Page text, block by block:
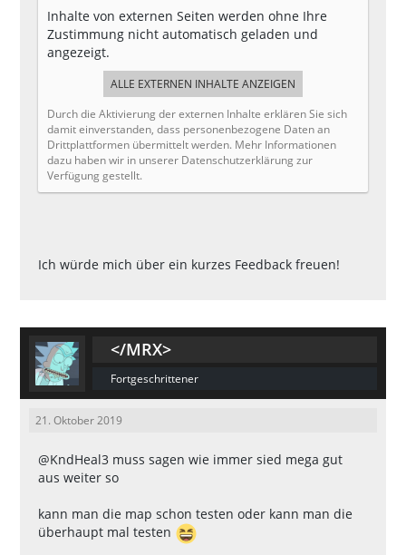
Inhalte von externen Seiten werden ohne Ihre
Zustimmung nicht automatisch geladen und
angezeigt.
ALLE EXTERNEN INHALTE ANZEIGEN
Durch die Aktivierung der externen Inhalte erklären Sie sich
damit einverstanden, dass personenbezogene Daten an
Drittplattformen übermittelt werden. Mehr Informationen
dazu haben wir in unserer Datenschutzerklärung zur
Verfügung gestellt.
Ich würde mich über ein kurzes Feedback freuen!
</MRX>
Fortgeschrittener
21. Oktober 2019
@KndHeal3 muss sagen wie immer sied mega gut
aus weiter so
kann man die map schon testen oder kann man die
überhaupt mal testen